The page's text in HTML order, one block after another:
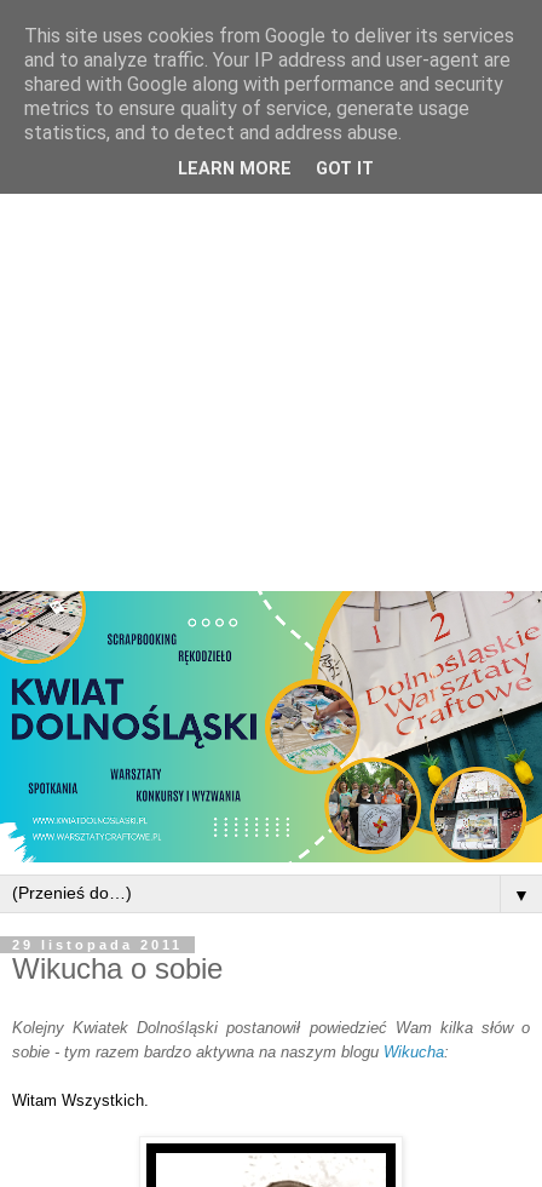
▼
29 listopada 2011
Wikucha o sobie
Kolejny Kwiatek Dolnośląski postanowił powiedzieć Wam kilka słów o
sobie - tym razem bardzo aktywna na naszym blogu Wikucha:
Witam Wszystkich.
This site uses cookies from Google to deliver its services
and to analyze traffic. Your IP address and user-agent are
shared with Google along with performance and security
metrics to ensure quality of service, generate usage
statistics, and to detect and address abuse.
LEARN MORE GOT IT